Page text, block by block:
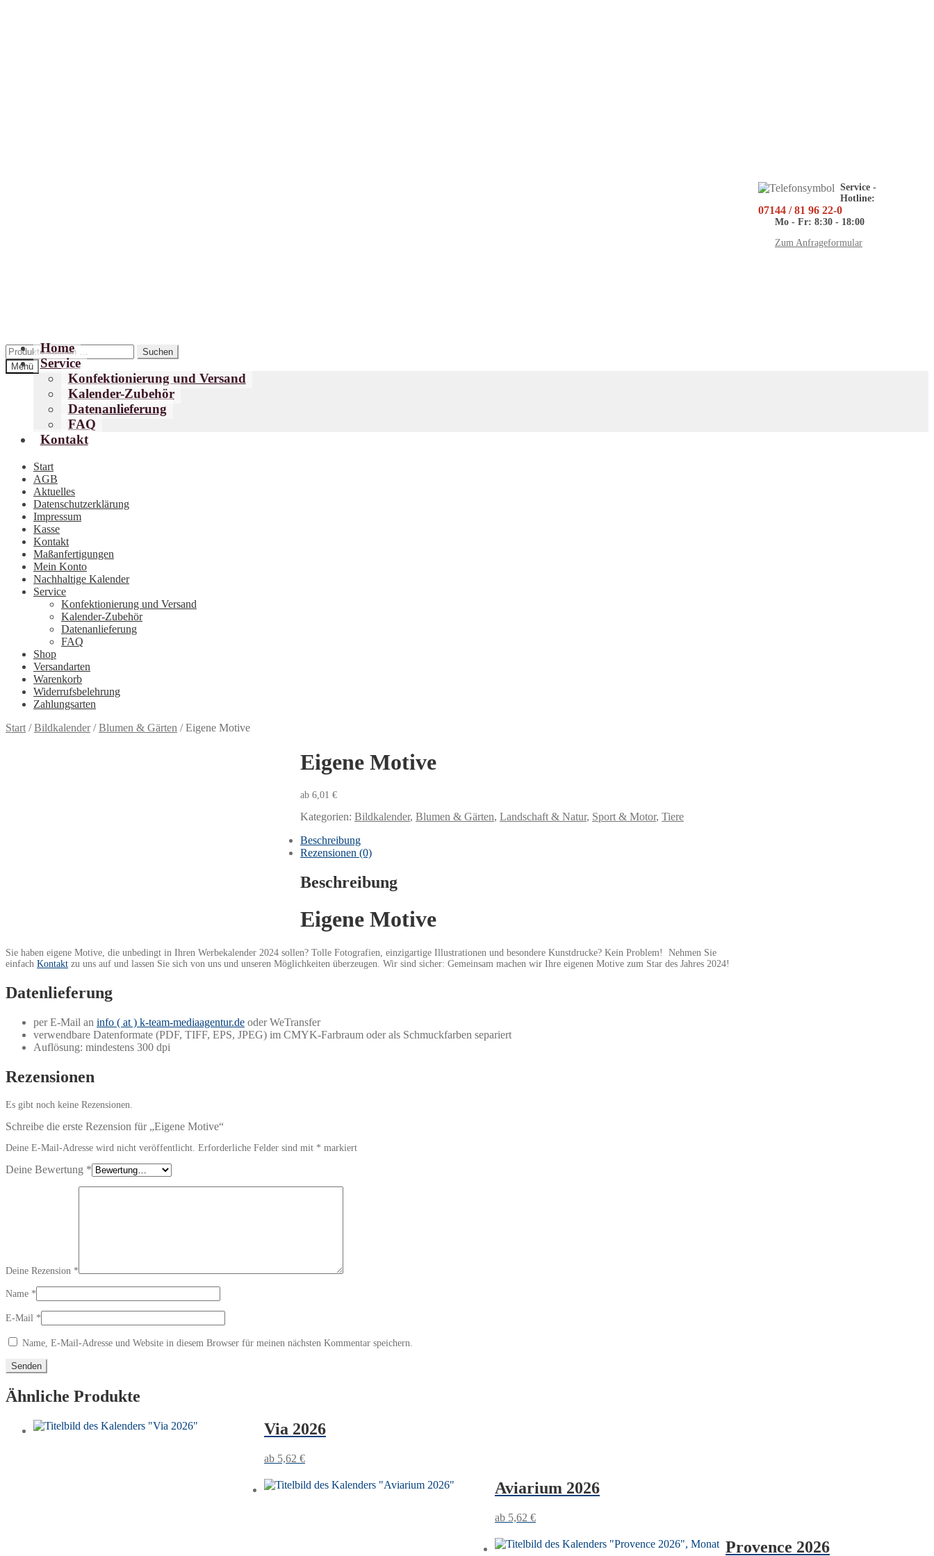
Zur
Navigation
springen
Zum
Inhalt
springen
Suchen
nach:
Suchen
Menü
Home
Service
Konfektionierung und Versand
Kalender-Zubehör
Datenanlieferung
FAQ
Kontakt
Start
AGB
Aktuelles
Datenschutzerklärung
Impressum
Kasse
Kontakt
Maßanfertigungen
Mein Konto
Nachhaltige Kalender
Service
Konfektionierung und Versand
Kalender-Zubehör
Datenanlieferung
FAQ
Shop
Versandarten
Warenkorb
Widerrufsbelehrung
Zahlungsarten
Start /Bildkalender/Blumen & Gärten /Eigene Motive
Eigene Motive
6,01 €
Kategorien: Bildkalender, Blumen & Gärten, Landschaft & Natur, Sport & Motor, Tiere
Beschreibung
Rezensionen (0)
Beschreibung
Eigene Motive
Sie haben eigene Motive, die unbedingt in Ihren Werbekalender 2024 sollen? Tolle Fotografien, einzigartige Illustrationen und besondere Kunstdrucke? Kein Problem! Nehmen Sie
einfach Kontakt zu uns auf und lassen Sie sich von uns und unseren Möglichkeiten überzeugen. Wir sind sicher: Gemeinsam machen wir Ihre eigenen Motive zum Star des Jahres 2024!
Datenlieferung
per E-Mail an info ( at ) k-team-mediaagentur.de oder WeTransfer
verwendbare Datenformate (PDF, TIFF, EPS, JPEG) im CMYK-Farbraum oder als Schmuckfarben separiert
Auflösung: mindestens 300 dpi
Rezensionen
Es gibt noch keine Rezensionen.
Schreibe die erste Rezension für „Eigene Motive“
Deine E-Mail-Adresse wird nicht veröffentlicht. Erforderliche Felder sind mit * markiert
Deine Bewertung *
Deine Rezension *
Name *
E-Mail *
Name, E-Mail-Adresse und Website in diesem Browser für meinen nächsten Kommentar speichern.
Ähnliche Produkte
Via 2026
5,62 €
Aviarium 2026
5,62 €
Provence 2026
Service -
Hotline:
07144 / 81 96 22-0
Mo - Fr: 8:30 - 18:00
Zum Anfrageformular